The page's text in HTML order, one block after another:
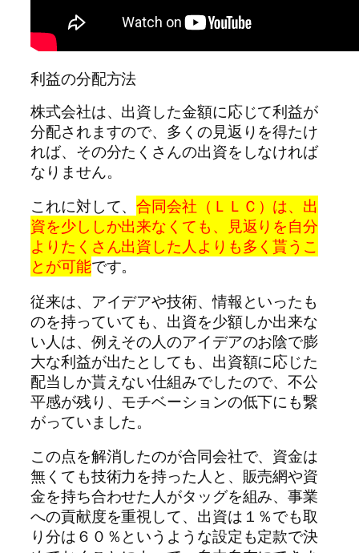
利益の分配方法
株式会社は、出資した金額に応じて利益が
分配されますので、多くの見返りを得たけ
れば、その分たくさんの出資をしなければ
なりません。
これに対して、合同会社（ＬＬＣ）は、出
資を少ししか出来なくても、見返りを自分
よりたくさん出資した人よりも多く貰うこ
とが可能です。
従来は、アイデアや技術、情報といったも
のを持っていても、出資を少額しか出来な
い人は、例えその人のアイデアのお陰で膨
大な利益が出たとしても、出資額に応じた
配当しか貰えない仕組みでしたので、不公
平感が残り、モチベーションの低下にも繋
がっていました。
この点を解消したのが合同会社で、資金は
無くても技術力を持った人と、販売網や資
金を持ち合わせた人がタッグを組み、事業
への貢献度を重視して、出資は１％でも取
り分は６０％というような設定も定款で決